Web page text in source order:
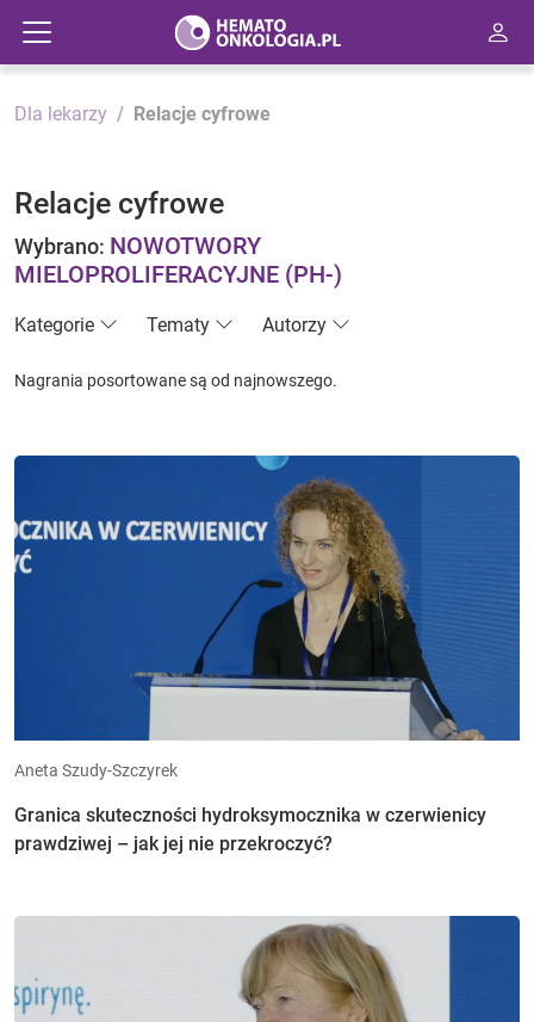
Dla lekarzy Relacje cyfrowe
Relacje cyfrowe
Wybrano: NOWOTWORY
MIELOPROLIFERACYJNE (PH-)
Kategorie Tematy Autorzy
Nagrania posortowane są od najnowszego.
Aneta Szudy-Szczyrek
Granica skuteczności hydroksymocznika w czerwienicy
prawdziwej – jak jej nie przekroczyć?